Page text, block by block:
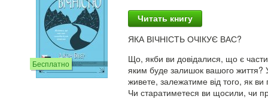
Бесплатно
Читать книгу
ЯКА ВІЧНІСТЬ ОЧІКУЄ ВАС?
Що, якби ви довідалися, що є
яким буде залишок вашого життя?
живете, залежатиме від того, як
Чи старатиметеся ви щосили, чи